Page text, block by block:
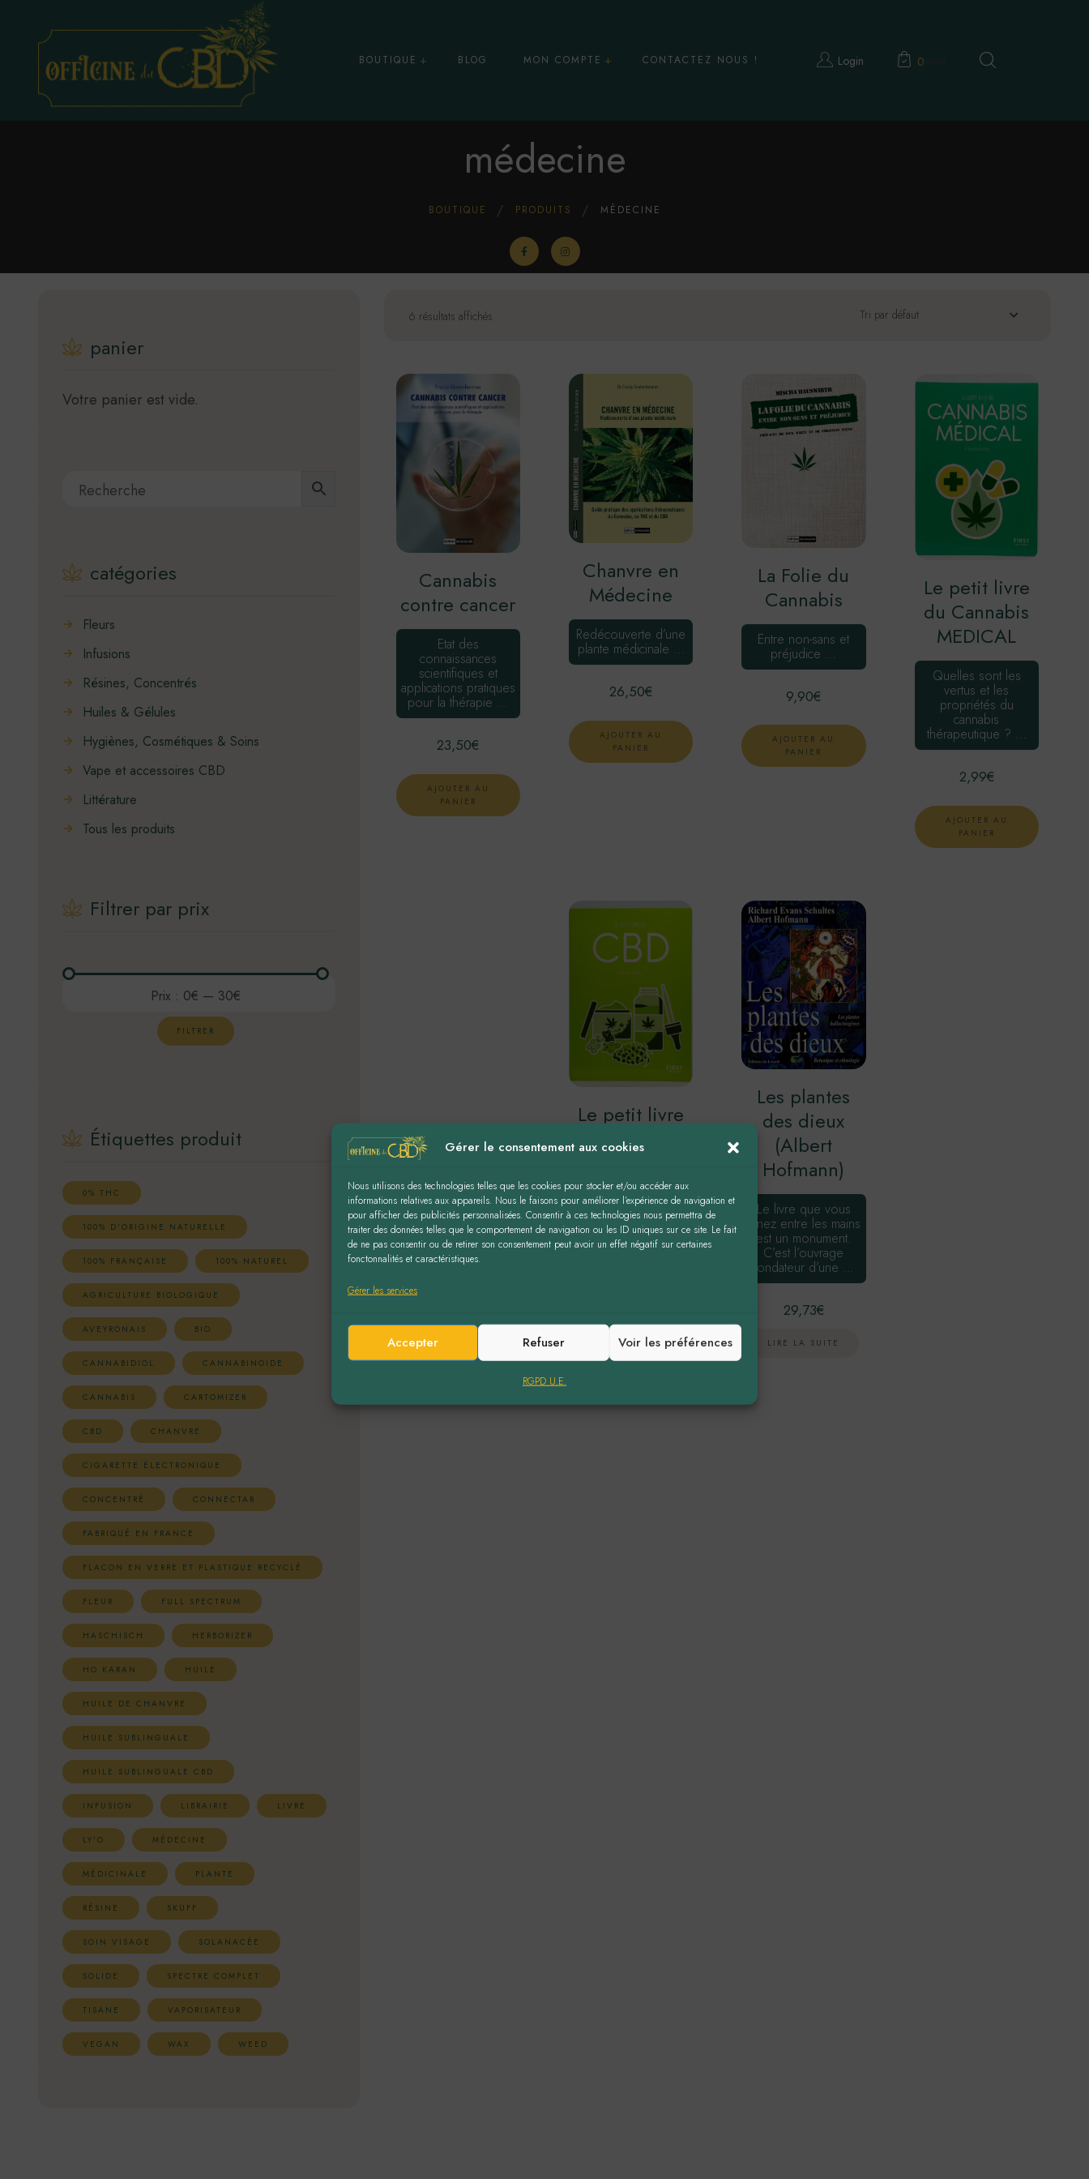
Gérer le consentement aux cookies
Nous utilisons des technologies telles que les cookies pour stocker et/ou accéder aux
informations relatives aux appareils. Nous le faisons pour améliorer l’expérience de navigation et
pour afficher des publicités personnalisées. Consentir à ces technologies nous permettra de
traiter des données telles que le comportement de navigation ou les ID uniques sur ce site. Le fait
de ne pas consentir ou de retirer son consentement peut avoir un effet négatif sur certaines
fonctonnalités et caractéristiques.
Gérer les services
Accepter Refuser Voir les préférences
RGPD U.E.
BOUTIQUE BLOG MON COMPTE CONTACTEZ NOUS ! Login 0
Panier
médecine
BOUTIQUE PRODUITS MÉDECINE
6 résultats affichés
Cannabis
contre cancer
Etat des
connaissances
scientifiques et
applications pratiques
pour la thérapie …
23,50€
AJOUTER AU
PANIER
Chanvre en
Médecine
Redécouverte d’une
plante médicinale …
26,50€
AJOUTER AU
PANIER
La Folie du
Cannabis
Entre non-sans et
préjudice …
9,90€
AJOUTER AU
PANIER
Le petit livre
du Cannabis
MEDICAL
Quelles sont les
vertus et les
propriétés du
cannabis
thérapeutique ? …
2,99€
AJOUTER AU
PANIER
Le petit livre
du CBD
Quelles sont les
vertus et les
propriétés du CBD ?
…
Les plantes
des dieux
(Albert
Hofmann)
Le livre que vous
tenez entre les mains
est un monument.
C’est l’ouvrage
fondateur d’une …
29,73€
LIRE LA SUITE
panier
Votre panier est vide.
catégories
Fleurs
Infusions
Résines, Concentrés
Huiles & Gélules
Hygiènes, Cosmétiques & Soins
Vape et accessoires CBD
Littérature
Tous les produits
Filtrer par prix
Prix
Prix
FILTRER
Prix : 0€ — 30€
Étiquettes produit
0% THC
100% D'ORIGINE NATURELLE
100% FRANÇAISE 100% NATUREL
AGRICULTURE BIOLOGIQUE
AVEYRONAIS BIO
CANNABIDIOL CANNABINOIDE
CANNABIS CARTOMIZER
CBD CHANVRE
CIGARETTE ÉLECTRONIQUE
CONCENTRÉ CONNECTAR
FABRIQUÉ EN FRANCE
FLACON EN VERRE ET PLASTIQUE RECYCLÉ
FLEUR FULL SPECTRUM
HASCHISCH HERBORIZER
HO KARAN HUILE
HUILE DE CHANVRE
HUILE SUBLINGUALE
HUILE SUBLINGUALE CBD
INFUSION LIBRAIRIE LIVRE
LY'O MÉDECINE
MÉDICINALE PLANTE
RÉSINE SKUFF
SOIN VISAGE SOLANACÉE
SOLIDE SPECTRE COMPLET
TISANE VAPORISATEUR
VEGAN WAX WEED